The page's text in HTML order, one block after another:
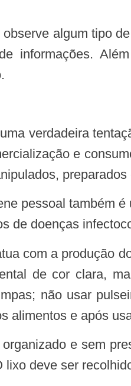
informações.
e
de doenças
de cor clara,
não usar
alimentos e após
deve ser